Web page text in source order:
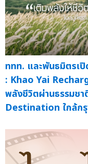
ททท. และพันธมิตรเ
: Khao Yai
พลังชีวิตผ่านธรรมช
Destination ใกล้ก